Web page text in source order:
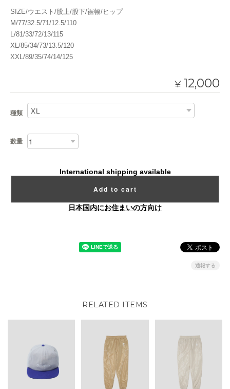
SIZE/ウエスト/股上/股下/裾幅/ヒップ
M/77/32.5/71/12.5/110
L/81/33/72/13/115
XL/85/34/73/13.5/120
XXL/89/35/74/14/125
¥ 12,000
種類
数量
International shipping available
Add to cart
日本国内にお住まいの方向け
通報する
RELATED ITEMS